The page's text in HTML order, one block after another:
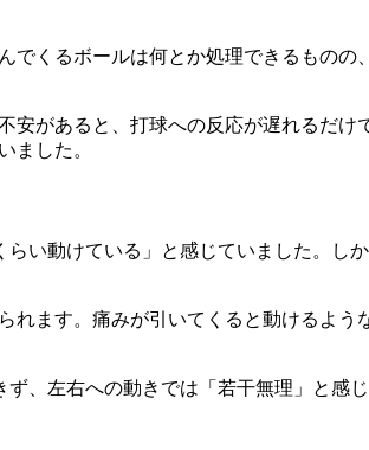
でくるボールは何とか処理できるもの
安があると、打球への反応が遅れるだ
ました。
い動けている」と感じていました。
れます。痛みが引いてくると動けるよ
、左右への動きでは「若干無理」と感